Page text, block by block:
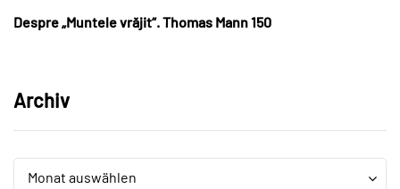
Despre „Muntele vrăjit“. Thomas Mann 150
Archiv
Archiv
Monat auswählen
Archiv